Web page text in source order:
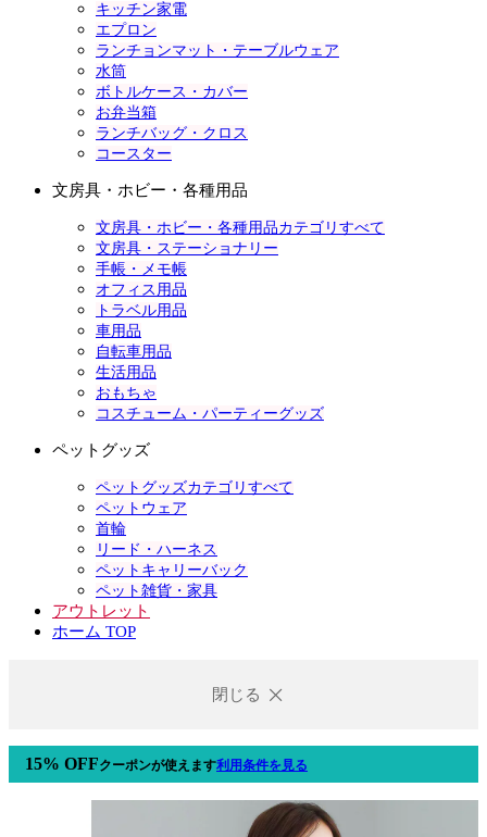
キッチン家電
エプロン
ランチョンマット・テーブルウェア
水筒
ボトルケース・カバー
お弁当箱
ランチバッグ・クロス
コースター
文房具・ホビー・各種用品
文房具・ホビー・各種用品カテゴリすべて
文房具・ステーショナリー
手帳・メモ帳
オフィス用品
トラベル用品
車用品
自転車用品
生活用品
おもちゃ
コスチューム・パーティーグッズ
ペットグッズ
ペットグッズカテゴリすべて
ペットウェア
首輪
リード・ハーネス
ペットキャリーバック
ペット雑貨・家具
アウトレット
ホーム TOP
閉じる
15% OFFクーポンが使えます利用条件を見る